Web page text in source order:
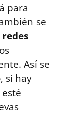
para
se
Así se
si hay